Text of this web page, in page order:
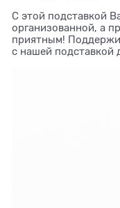
С этой подставкой
организованной, а
приятным!
с нашей подставкой